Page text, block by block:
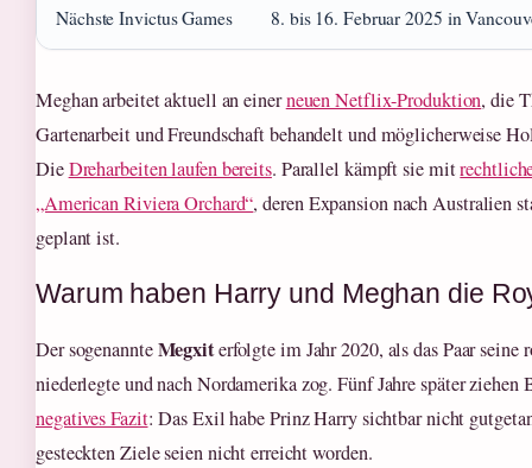
Nächste Invictus Games 8. bis 16. Februar 2025 in
Meghan arbeitet aktuell an einerneuen Netflix-Produktion, die
Gartenarbeit und Freundschaft behandelt und möglicherweise
DieDreharbeiten laufen bereits. Parallel kämpft sie mit
„American Riviera Orchard“, deren Expansion nach Australien
geplant ist.
Warum haben Harry und Meghan die
Der sogenannteMegxiterfolgte im Jahr 2020, als das Paar seine
niederlegte und nach Nordamerika zog. Fünf Jahre später ziehen
negatives Fazit: Das Exil habe Prinz Harry sichtbar nicht
gesteckten Ziele seien nicht erreicht worden.